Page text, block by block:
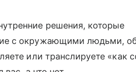
решения, которые
с окружающими людьми,
или транслируете «как